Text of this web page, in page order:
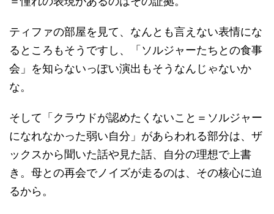
ティファの部屋を見て、なんとも言えない表情にな
るところもそうですし、「ソルジャーたちとの食事
会」を知らないっぽい演出もそうなんじゃないか
な。
そして「クラウドが認めたくないこと＝ソルジャー
になれなかった弱い自分」があらわれる部分は、ザ
ックスから聞いた話や見た話、自分の理想で上書
き。母との再会でノイズが走るのは、その核心に迫
るから。